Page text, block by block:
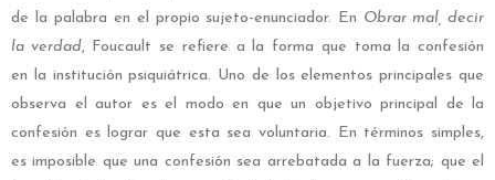
de la palabra en el propio sujeto-enunciador. En Obrar mal, decir
la verdad, Foucault se refiere a la forma que toma la confesión
en la institución psiquiátrica. Uno de los elementos principales que
observa el autor es el modo en que un objetivo principal de la
confesión es lograr que esta sea voluntaria. En términos simples,
es imposible que una confesión sea arrebatada a la fuerza; que el